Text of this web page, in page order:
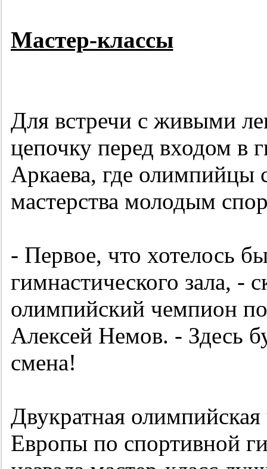
Мастер-классы
Для встречи с живыми
цепочку перед входом в
Аркаева, где олимпийцы
мастерства молодым
- Первое, что хотелось
гимнастического зала, -
олимпийский чемпион
Алексей Немов. - Здесь
смена!
Двукратная
Европы по спортивной